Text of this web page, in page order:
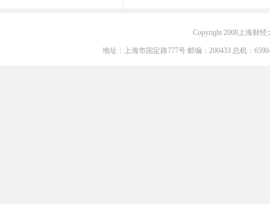
Copyright 2008上海财经
地址：上海市国定路777号 邮编：200433 总机：